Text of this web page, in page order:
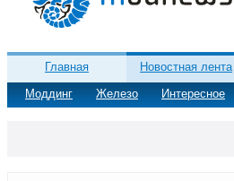
Главная
Новостная лента
Моддинг
Железо Интересное